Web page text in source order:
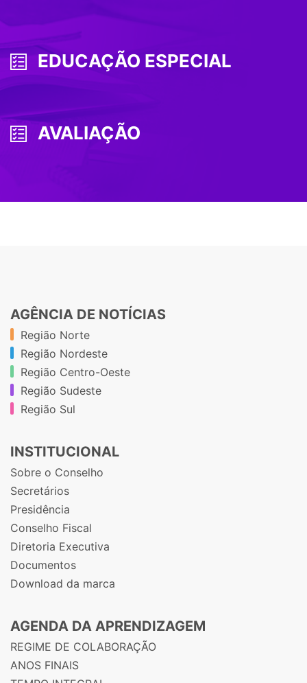
EDUCAÇÃO ESPECIAL
AVALIAÇÃO
AGÊNCIA DE NOTÍCIAS
Região Norte
Região Nordeste
Região Centro-Oeste
Região Sudeste
Região Sul
INSTITUCIONAL
Sobre o Conselho
Secretários
Presidência
Conselho Fiscal
Diretoria Executiva
Documentos
Download da marca
AGENDA DA APRENDIZAGEM
REGIME DE COLABORAÇÃO
ANOS FINAIS